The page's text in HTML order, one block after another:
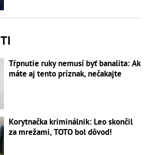
Tŕpnutie ruky nemusí byť banalita: Ak
máte aj tento príznak, nečakajte
Korytnačka kriminálnik: Leo skončil
za mrežami, TOTO bol dôvod!